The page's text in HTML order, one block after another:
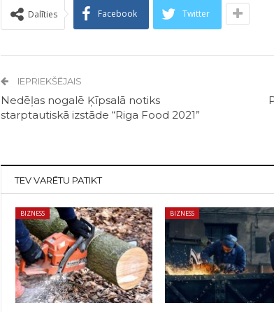
Dalīties Facebook Twitter
IEPRIEKŠĒJAIS
Nedēļas nogalē Ķīpsalā notiks
starptautiskā izstāde “Riga Food 2021”
TEV VARĒTU PATIKT
BIZNESS BIZNESS